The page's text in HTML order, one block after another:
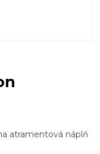
atramentová náplň